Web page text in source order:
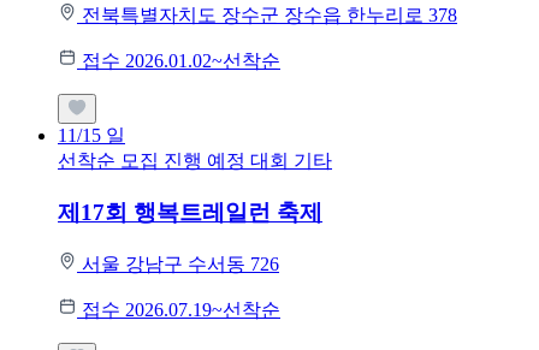
전북특별자치도 장수군 장수읍 한누리로 378
접수 2026.01.02~선착순
11/15 일
선착순 모집 진행 예정 대회 기타
제17회 행복트레일런 축제
서울 강남구 수서동 726
접수 2026.07.19~선착순